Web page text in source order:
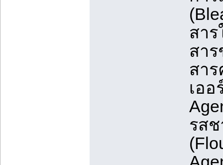
สา
สา
สา
เออ
รส